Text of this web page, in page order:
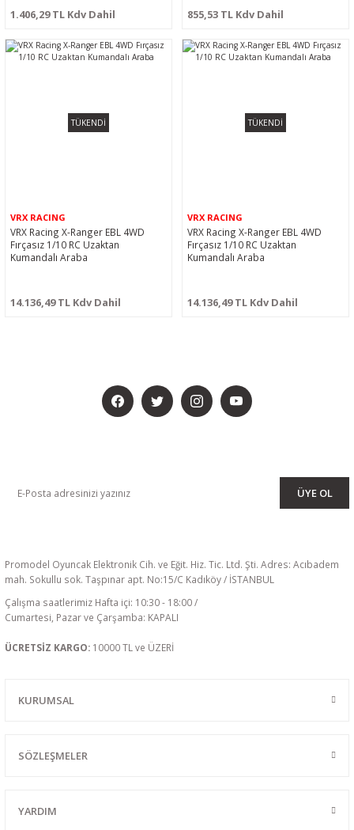
1.406,29 TL Kdv Dahil 855,53 TL Kdv Dahil
TÜKENDİ
VRX RACING
VRX Racing X-Ranger EBL 4WD
Fırçasız 1/10 RC Uzaktan
Kumandalı Araba
14.136,49 TL Kdv Dahil
TÜKENDİ
VRX RACING
VRX Racing X-Ranger EBL 4WD
Fırçasız 1/10 RC Uzaktan
Kumandalı Araba
14.136,49 TL Kdv Dahil
ÜYE OL
Promodel Oyuncak Elektronik Cih. ve Eğit. Hiz. Tic. Ltd. Şti. Adres: Acıbadem
mah. Sokullu sok. Taşpınar apt. No:15/C Kadıköy / İSTANBUL
Çalışma saatlerimiz Hafta içi: 10:30 - 18:00 /
Cumartesi, Pazar ve Çarşamba: KAPALI
ÜCRETSİZ KARGO: 10000 TL ve ÜZERİ
KURUMSAL
SÖZLEŞMELER
YARDIM